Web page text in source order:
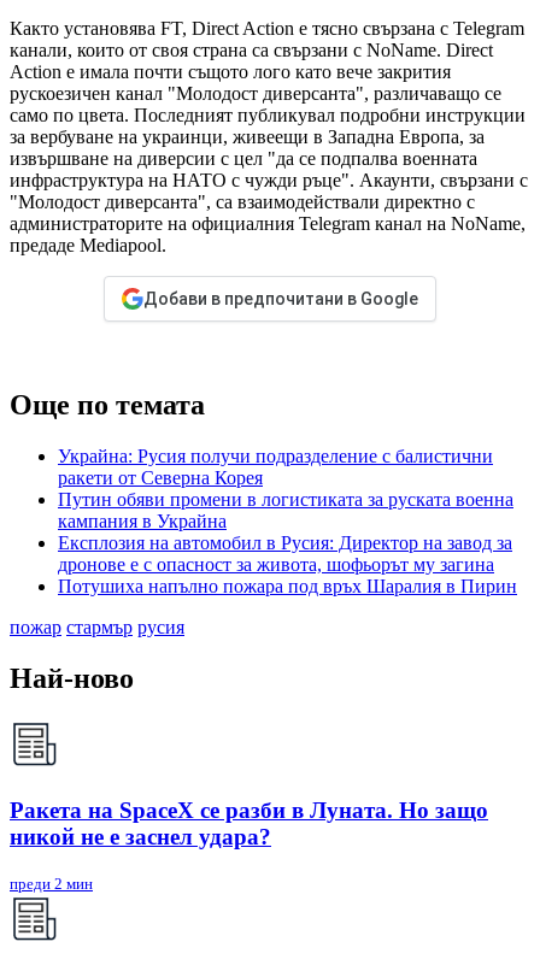
Както установява FT, Direct Action е тясно свързана с Telegram
канали, които от своя страна са свързани с NoName. Direct
Action е имала почти същото лого като вече закрития
рускоезичен канал "Молодост диверсанта", различаващо се
само по цвета. Последният публикувал подробни инструкции
за вербуване на украинци, живеещи в Западна Европа, за
извършване на диверсии с цел "да се подпалва военната
инфраструктура на НАТО с чужди ръце". Акаунти, свързани с
"Молодост диверсанта", са взаимодействали директно с
администраторите на официалния Telegram канал на NoName,
предаде Mediapool.
Добави в предпочитани в Google
Още по темата
Украйна: Русия получи подразделение с балистични
ракети от Северна Корея
Путин обяви промени в логистиката за руската военна
кампания в Украйна
Експлозия на автомобил в Русия: Директор на завод за
дронове е с опасност за живота, шофьорът му загина
Потушиха напълно пожара под връх Шаралия в Пирин
пожар стармър русия
Най-ново
Ракета на SpaceX се разби в Луната. Но защо
никой не е заснел удара?
преди 2 мин